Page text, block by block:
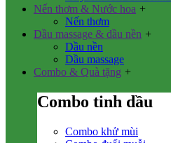
Nến thơm & Nước hoa +
Nến thơm
Dầu massage & dầu nền +
Dầu nền
Dầu massage
Combo & Quà tặng +
Combo tinh dầu
Combo khử mùi